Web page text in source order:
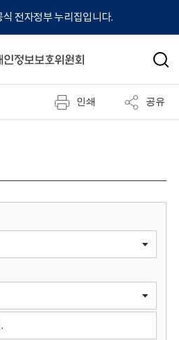
전자정부 누리집입니다.
검
인쇄 공유